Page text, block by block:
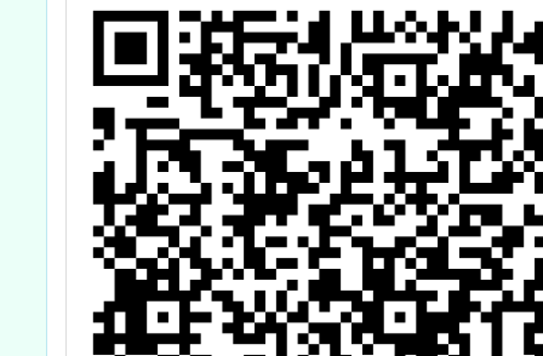
得
親子